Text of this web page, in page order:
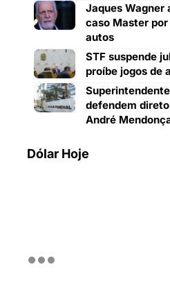
Jaques Wagner
caso Master
autos
STF suspende
proíbe jogos de
defendem
André
Dólar Hoje